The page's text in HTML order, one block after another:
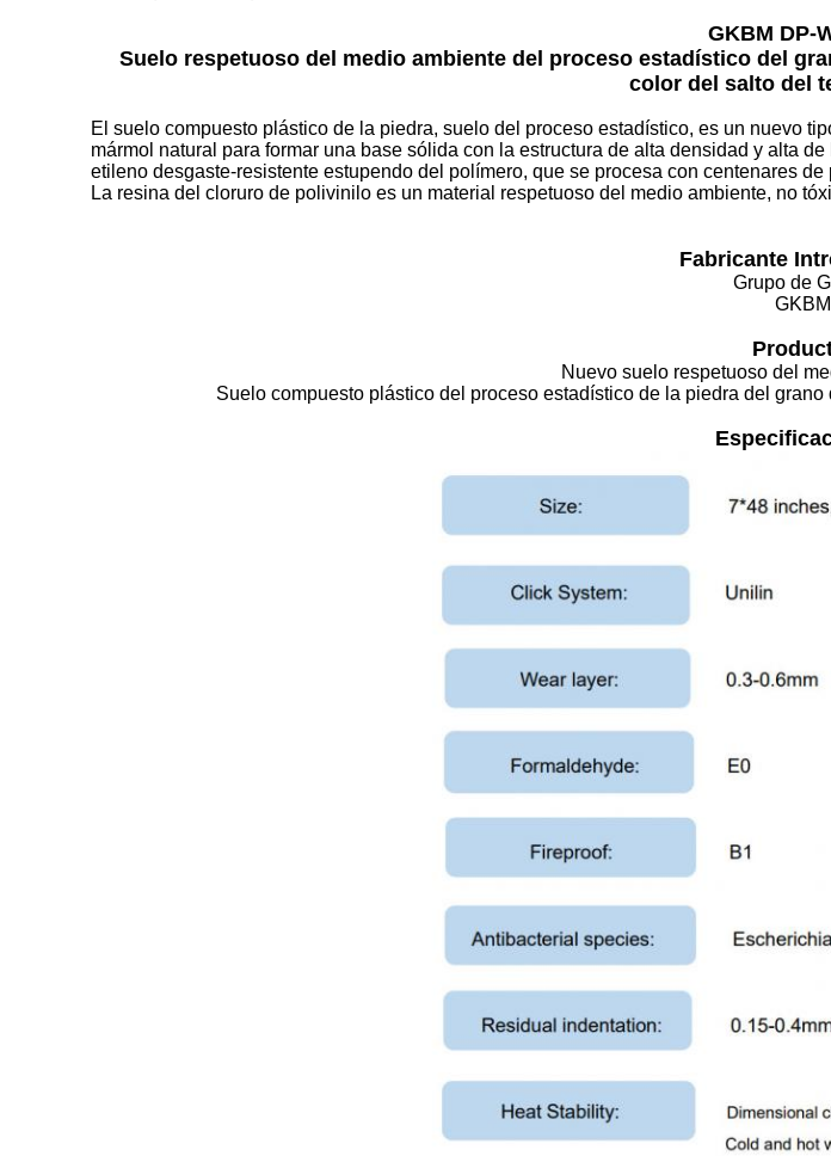
GKBM DP-
Suelo respetuoso del medio ambiente del proceso estadístico del
color del salto del
El suelo compuesto plástico de la piedra, suelo del proceso estadístico, es un nuevo
mármol natural para formar una base sólida con la estructura de alta densidad y alta
etileno desgaste-resistente estupendo del polímero, que se procesa con centenares de
La resina del cloruro de polivinilo es un material respetuoso del medio ambiente, no
Fabricante
Grupo de
GKBM
Nuevo suelo respetuoso del
Suelo compuesto plástico del proceso estadístico de la piedra del